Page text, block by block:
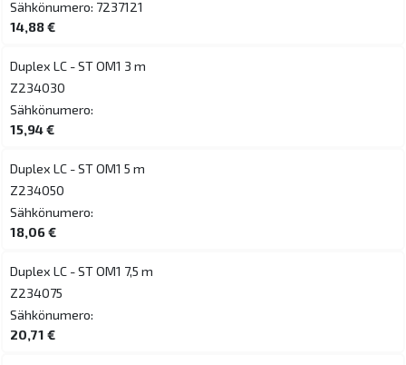
Sähkönumero: 7237121
14,88 €
Duplex LC - ST OM1 3 m
Z234030
Sähkönumero:
15,94 €
Duplex LC - ST OM1 5 m
Z234050
Sähkönumero:
18,06 €
Duplex LC - ST OM1 7,5 m
Z234075
Sähkönumero:
20,71 €